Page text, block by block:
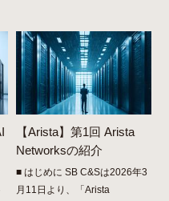
【Arista】第1回 Arista
Networksの紹介
■ はじめに SB C&Sは2026年3
月11日より、「Arista